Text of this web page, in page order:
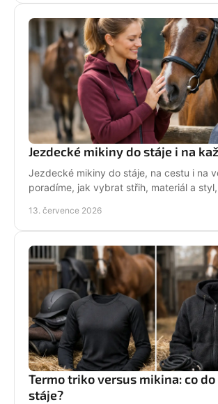
Jezdecké mikiny do stáje i na
Jezdecké mikiny do stáje, na cestu i na
poradíme, jak vybrat střih, materiál a
13. července 2026
Termo triko versus mikina: co
stáje?